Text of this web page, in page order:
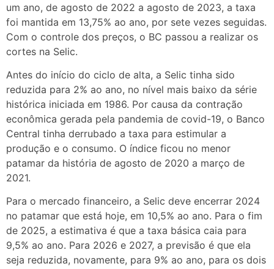
um ano, de agosto de 2022 a agosto de 2023, a taxa
foi mantida em 13,75% ao ano, por sete vezes seguidas.
Com o controle dos preços, o BC passou a realizar os
cortes na Selic.
Antes do início do ciclo de alta, a Selic tinha sido
reduzida para 2% ao ano, no nível mais baixo da série
histórica iniciada em 1986. Por causa da contração
econômica gerada pela pandemia de covid-19, o Banco
Central tinha derrubado a taxa para estimular a
produção e o consumo. O índice ficou no menor
patamar da história de agosto de 2020 a março de
2021.
Para o mercado financeiro, a Selic deve encerrar 2024
no patamar que está hoje, em 10,5% ao ano. Para o fim
de 2025, a estimativa é que a taxa básica caia para
9,5% ao ano. Para 2026 e 2027, a previsão é que ela
seja reduzida, novamente, para 9% ao ano, para os dois